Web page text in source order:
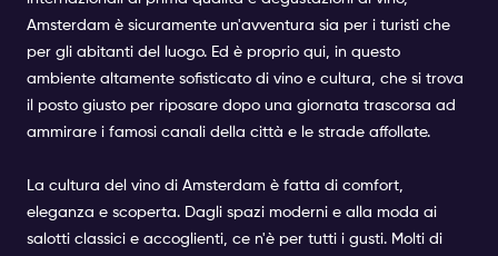
Amsterdam è sicuramente un'avventura sia per i turisti che
per gli abitanti del luogo. Ed è proprio qui, in questo
ambiente altamente sofisticato di vino e cultura, che si trova
il posto giusto per riposare dopo una giornata trascorsa ad
ammirare i famosi canali della città e le strade affollate.
La cultura del vino di Amsterdam è fatta di comfort,
eleganza e scoperta. Dagli spazi moderni e alla moda ai
salotti classici e accoglienti, ce n'è per tutti i gusti. Molti di